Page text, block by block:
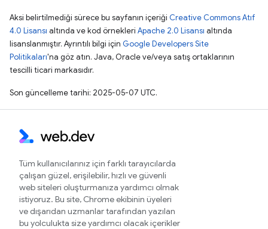
Aksi belirtilmediği sürece bu sayfanın içeriği Creative Commons Atıf
4.0 Lisansı altında ve kod örnekleri Apache 2.0 Lisansı altında
lisanslanmıştır. Ayrıntılı bilgi için Google Developers Site
Politikaları'na göz atın. Java, Oracle ve/veya satış ortaklarının
tescilli ticari markasıdır.
Son güncelleme tarihi: 2025-05-07 UTC.
Tüm kullanıcılarınız için farklı tarayıcılarda
çalışan güzel, erişilebilir, hızlı ve güvenli
web siteleri oluşturmanıza yardımcı olmak
istiyoruz. Bu site, Chrome ekibinin üyeleri
ve dışarıdan uzmanlar tarafından yazılan
bu yolculukta size yardımcı olacak içerikler